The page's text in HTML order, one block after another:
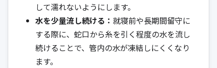
して濡れないようにします。
水を少量流し続ける： 就寝前や長期間留守に
する際に、蛇口から糸を引く程度の水を流し
続けることで、管内の水が凍結しにくくなり
ます。